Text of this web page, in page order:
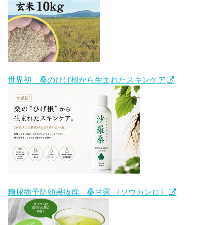
世界初 桑のひげ根から生まれたスキンケア
糖尿病予防効果抜群 桑甘露 （ソウカンロ）